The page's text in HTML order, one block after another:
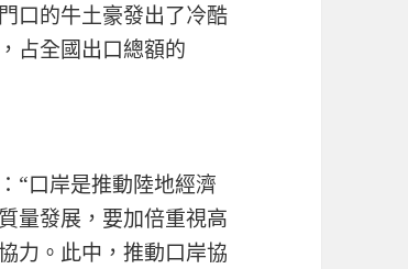
口的牛土豪發出了冷酷
占全國出口總額的
“口岸是推動陸地經濟
量發展，要加倍重視高
力。此中，推動口岸協